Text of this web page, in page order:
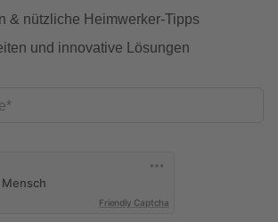
& nützliche Heimwerker-Tipps
und innovative Lösungen
Friendly Captcha